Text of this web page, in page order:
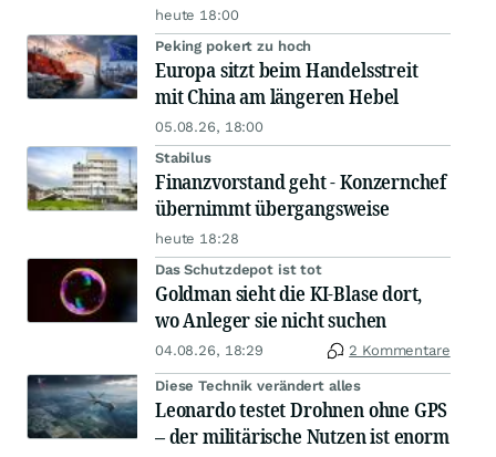
heute 18:00
Peking pokert zu hoch
Europa sitzt beim Handelsstreit
mit China am längeren Hebel
05.08.26, 18:00
Stabilus
Finanzvorstand geht - Konzernchef
übernimmt übergangsweise
heute 18:28
Das Schutzdepot ist tot
Goldman sieht die KI-Blase dort,
wo Anleger sie nicht suchen
04.08.26, 18:29 2 Kommentare
Diese Technik verändert alles
Leonardo testet Drohnen ohne GPS
– der militärische Nutzen ist enorm